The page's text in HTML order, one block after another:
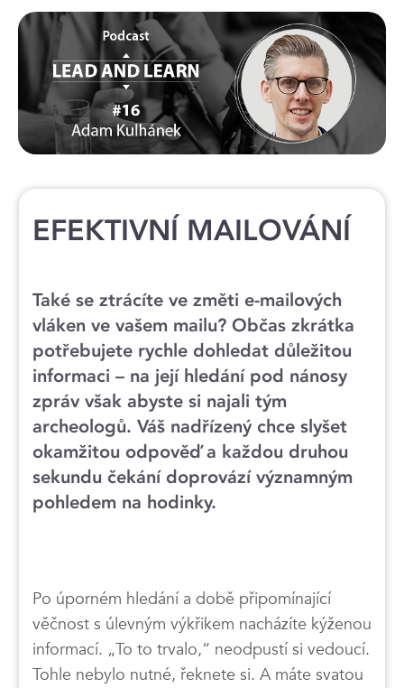
EFEKTIVNÍ MAILOVÁNÍ
Také se ztrácíte ve změti e-mailových
vláken ve vašem mailu? Občas zkrátka
potřebujete rychle dohledat důležitou
informaci – na její hledání pod nánosy
zpráv však abyste si najali tým
archeologů. Váš nadřízený chce slyšet
okamžitou odpověď a každou druhou
sekundu čekání doprovází významným
pohledem na hodinky.
Po úporném hledání a době připomínající
věčnost s úlevným výkřikem nacházíte kýženou
informací. „To to trvalo,“ neodpustí si vedoucí.
Tohle nebylo nutné, řeknete si. A máte svatou